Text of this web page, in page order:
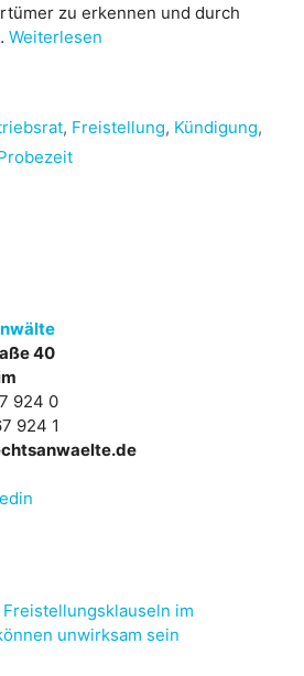
zu erkennen und durch
Weiterlesen
, Freistellung, Kündigung,
40
924 0
924 1
Freistellungsklauseln im
unwirksam sein